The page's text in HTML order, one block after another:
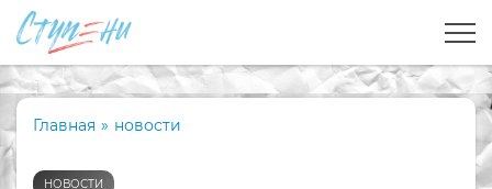
Главная » новости
НОВОСТИ